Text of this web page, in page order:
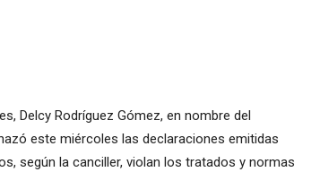
Delcy Rodríguez Gómez, en nombre del
este miércoles las declaraciones emitidas
según la canciller, violan los tratados y normas